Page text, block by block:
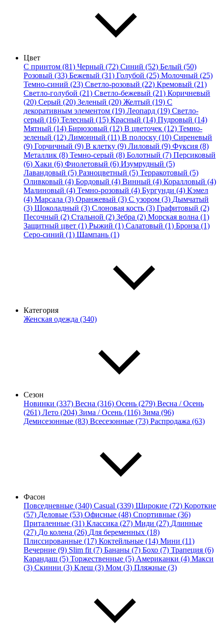
Цвет
С принтом (81) Черный (72) Синий (52) Белый (50)
Розовый (33) Бежевый (31) Голубой (25) Молочный (25)
Темно-синий (23) Светло-розовый (22) Кремовый (21)
Светло-голубой (21) Светло-бежевый (21) Коричневый
(20) Серый (20) Зеленый (20) Желтый (19) С
декоративным элементом (19) Леопард (19) Светло-
серый (16) Телесный (15) Красный (14) Пудровый (14)
Мятный (14) Бирюзовый (12) В цветочек (12) Темно-
зеленый (12) Лимонный (11) В полоску (10) Сиреневый
(9) Горчичный (9) В клетку (9) Лиловый (9) Фуксия (8)
Металлик (8) Темно-серый (8) Болотный (7) Персиковый
(6) Хаки (6) Фиолетовый (6) Изумрудный (5)
Лавандовый (5) Разноцветный (5) Терракотовый (5)
Оливковый (4) Бордовый (4) Винный (4) Коралловый (4)
Малиновый (4) Темно-розовый (4) Бургунди (4) Кэмел
(4) Марсала (3) Оранжевый (3) С узором (3) Дымчатый
(3) Шоколадный (3) Слоновая кость (3) Графитовый (2)
Песочный (2) Стальной (2) Зебра (2) Морская волна (1)
Защитный цвет (1) Рыжий (1) Салатовый (1) Бронза (1)
Серо-синий (1) Шампань (1)
Категория
Женская одежда (340)
Сезон
Новинки (337) Весна (316) Осень (279) Весна / Осень
(261) Лето (204) Зима / Осень (116) Зима (96)
Демисезонные (83) Всесезонные (73) Распродажа (63)
Фасон
Повседневные (340) Casual (339) Широкие (72) Короткие
(57) Деловые (53) Офисные (48) Спортивные (36)
Приталенные (31) Классика (27) Миди (27) Длинные
(27) До колена (26) Для беременных (18)
Плиссированные (17) Коктейльные (14) Мини (11)
Вечерние (9) Slim fit (7) Бананы (7) Бохо (7) Трапеция (6)
Карандаш (5) Торжественные (5) Американки (4) Макси
(3) Скинни (3) Клеш (3) Мом (3) Пляжные (3)